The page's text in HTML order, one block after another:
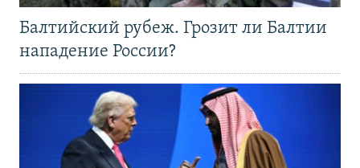
Балтийский рубеж. Грозит ли Балтии
нападение России?